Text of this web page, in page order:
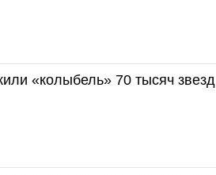
«колыбель» 70 тысяч звезд